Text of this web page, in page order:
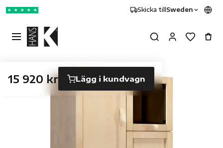
★ ★ ★ ★ ★ Skicka till Sweden
15 920 kr Lägg i kundvagn